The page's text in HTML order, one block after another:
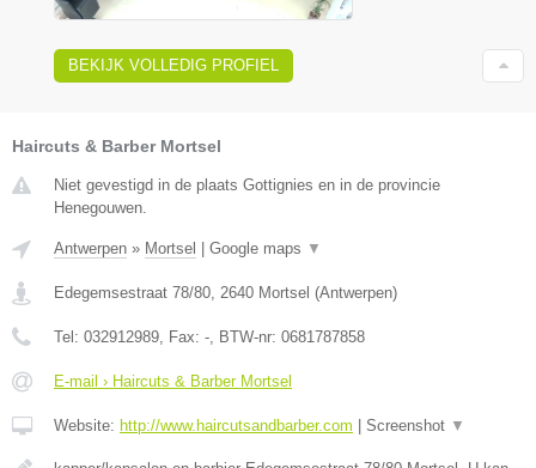
BEKIJK VOLLEDIG PROFIEL
Haircuts & Barber Mortsel
Niet gevestigd in de plaats Gottignies en in de provincie
Henegouwen.
Antwerpen » Mortsel Google maps ▼
Edegemsestraat 78/80, 2640 Mortsel (Antwerpen)
Tel: 032912989, Fax: -, BTW-nr: 0681787858
E-mail › Haircuts & Barber Mortsel
Website: http://www.haircutsandbarber.com Screenshot ▼